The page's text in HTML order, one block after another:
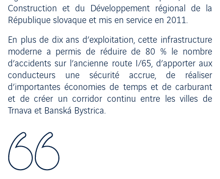
Construction et du Développement régional de la
République slovaque et mis en service en 2011.
En plus de dix ans d’exploitation, cette infrastructure
moderne a permis de réduire de 80 % le nombre
d’accidents sur l’ancienne route I/65, d’apporter aux
conducteurs une sécurité accrue, de réaliser
d’importantes économies de temps et de carburant
et de créer un corridor continu entre les villes de
Trnava et Banská Bystrica.